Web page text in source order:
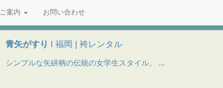
ご案内 お問い合わせ
青矢がすり l 福岡 | 袴レンタル
シンプルな矢絣柄の伝統の女学生スタイル。 ...